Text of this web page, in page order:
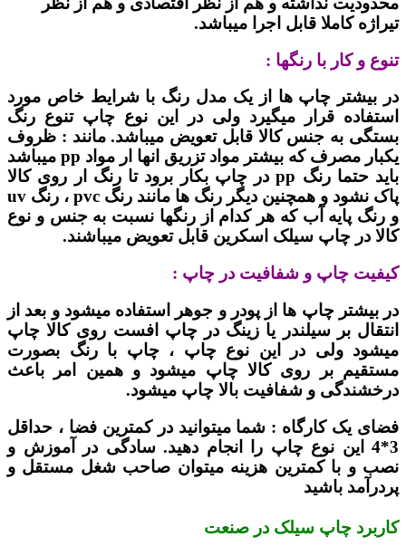
تیراژه کاملا قابل اجرا میباشد.
تنوع و کار با رنگها :
در بیشتر چاپ ها از یک مدل رنگ با شرایط خاص مورد
استفاده قرار میگیرد ولی در این نوع چاپ تنوع رنگ
بستگی به جنس کالا قابل تعویض میباشد. مانند : ظروف
یکبار مصرف که بیشتر مواد تزریق انها ار مواد pp میباشد
باید حتما رنگ pp در چاپ بکار برود تا رنگ ار روی کالا
پاک نشود و همچنین دیگر رنگ ها مانند رنگ pvc ، رنگ uv
و رنگ پایه آب که هر کدام از رنگها نسبت به جنس و نوع
کالا در چاپ سیلک اسکرین قابل تعویض میباشند.
کیفیت چاپ و شفافیت در چاپ :
در بیشتر چاپ ها از پودر و جوهر استفاده میشود و بعد از
انتقال بر سیلندر یا زینگ در چاپ افست روی کالا چاپ
میشود ولی در این نوع چاپ ، چاپ با رنگ بصورت
مستقیم بر روی کالا چاپ میشود و همین امر باعث
درخشندگی و شفافیت بالا چاپ میشود.
فضای یک کارگاه : شما میتوانید در کمترین فضا ، حداقل
3*4 این نوع چاپ را انجام دهید. سادگی در آموزش و
نصب و با کمترین هزینه میتوان صاحب شغل مستقل و
پردرآمد باشید
کاربرد چاپ سیلک در صنعت